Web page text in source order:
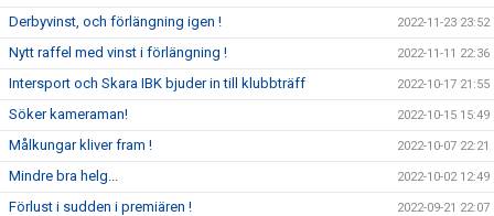
Derbyvinst, och förlängning igen ! 2022-11-23 23:52
Nytt raffel med vinst i förlängning ! 2022-11-11 22:36
Intersport och Skara IBK bjuder in till klubbträff 2022-10-17 21:55
Söker kameraman! 2022-10-15 15:49
Målkungar kliver fram ! 2022-10-07 22:21
Mindre bra helg... 2022-10-02 12:49
Förlust i sudden i premiären ! 2022-09-21 22:07